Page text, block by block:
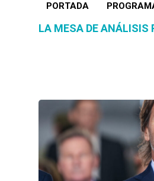
PORTADA
LA MESA DE ANÁLISIS